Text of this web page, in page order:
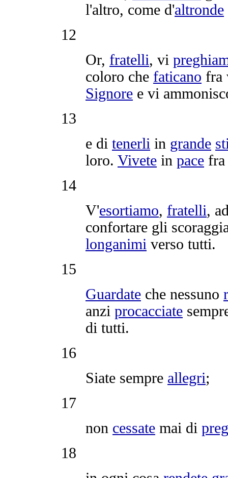
l'altro, come d'altronde
12
Or, fratelli, vi
coloro che faticano fra
Signore e vi
13
e di tenerli in grande
loro. Vivete in pace
14
V'esortiamo, fratelli,
confortare gli
longanimi verso tutti.
15
Guardate che nessuno
anzi procacciate
di tutti.
16
Siate sempre allegri;
17
non cessate mai di
18